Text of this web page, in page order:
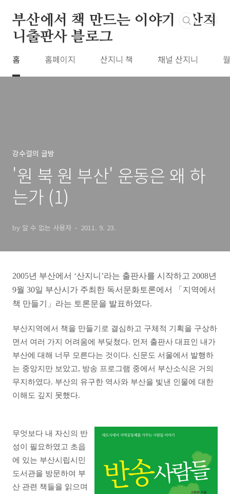
부산에서 책 만드는 이야기 : 산지
니출판사 블로그
홈 홈페이지 산지니 책 채널 산지니
강수걸의 글방
'원 북 원 부산' 운동은 왜 하
는가 (1)
by 알 수 없는 사용자 2011. 9. 23.
2005년 부산에서 ‘산지니’라는 출판사를 시작하고 2008년
9월 30일 부산시가 주최한 독서문화토론에서 「지역에서
책 만들기」라는 토론문을 발표하였다.
부산지역에서 책을 만들기로 결심하고 구체적 기획을 구상하
면서 여러 가지 어려움에 부딪쳤다. 먼저 출판사 대표인 내가
부산에 대해 너무 모른다는 것이다. 신문도 서울에서 발행하
는 중앙지만 보았고, 방송 프로그램 중에서 부산소식은 거의
무지하였다. 부산의 유구한 역사와 부산을 빛낸 인물에 대한
이해도 깊지 못했다.
무엇보다 내 자신의 반
성이 필요하였고 초읍
에 있는 부산시립시민
도서관을 방문하여 부
산 관련 책들을 읽으며